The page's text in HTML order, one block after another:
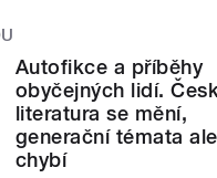
Autofikce a příběhy
obyčejných lidí.
literatura se mění,
generační témata
chybí